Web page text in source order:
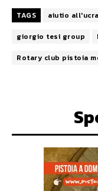
TAGS aiutio
giorgio tesi group
Rotary club pistoia